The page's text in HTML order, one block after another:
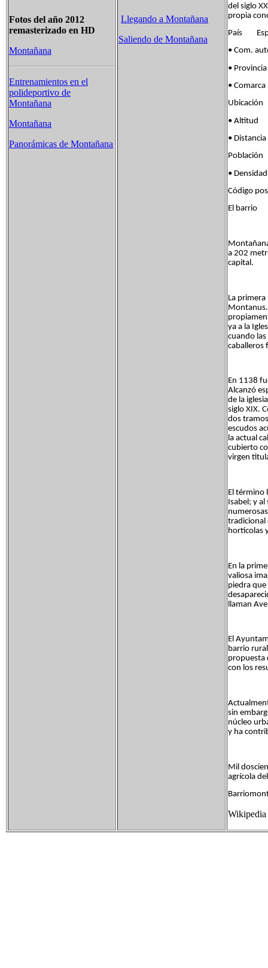
Fotos del año 2012
remasterizado en HD
Montañana
Entrenamientos en el
polideportivo de
Montañana
Montañana
Panorámicas de Montañana
Llegando a Montañana
Saliendo de Montañana
del siglo
propia
País
• Com.
•
•
•
•
•
Código
El barrio
a 202
capital.
La
ya a la
cuando
caballeros
En 1138
Alcanzó
de la
siglo XIX.
dos
escudos
la actual
cubierto
virgen
El término
Isabel; y
tradicional
hortícolas
En la
valiosa
piedra que
llaman
El
barrio
propuesta
con los
sin
núcleo
y ha
Mil
agrícola
Wikipedia